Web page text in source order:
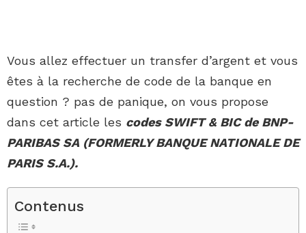
Vous allez effectuer un transfer d’argent et vous
êtes à la recherche de code de la banque en
question ? pas de panique, on vous propose
dans cet article les codes SWIFT & BIC de BNP-
PARIBAS SA (FORMERLY BANQUE NATIONALE DE
PARIS S.A.).
Contenus